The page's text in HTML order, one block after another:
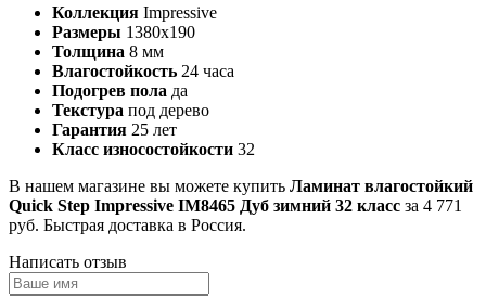
Коллекция Impressive
Размеры 1380х190
Толщина 8 мм
Влагостойкость 24 часа
Подогрев пола да
Текстура под дерево
Гарантия 25 лет
Класс износостойкости 32
В нашем магазине вы можете купить Ламинат влагостойкий
Quick Step Impressive IM8465 Дуб зимний 32 класс за 4 771
руб. Быстрая доставка в Россия.
Написать отзыв